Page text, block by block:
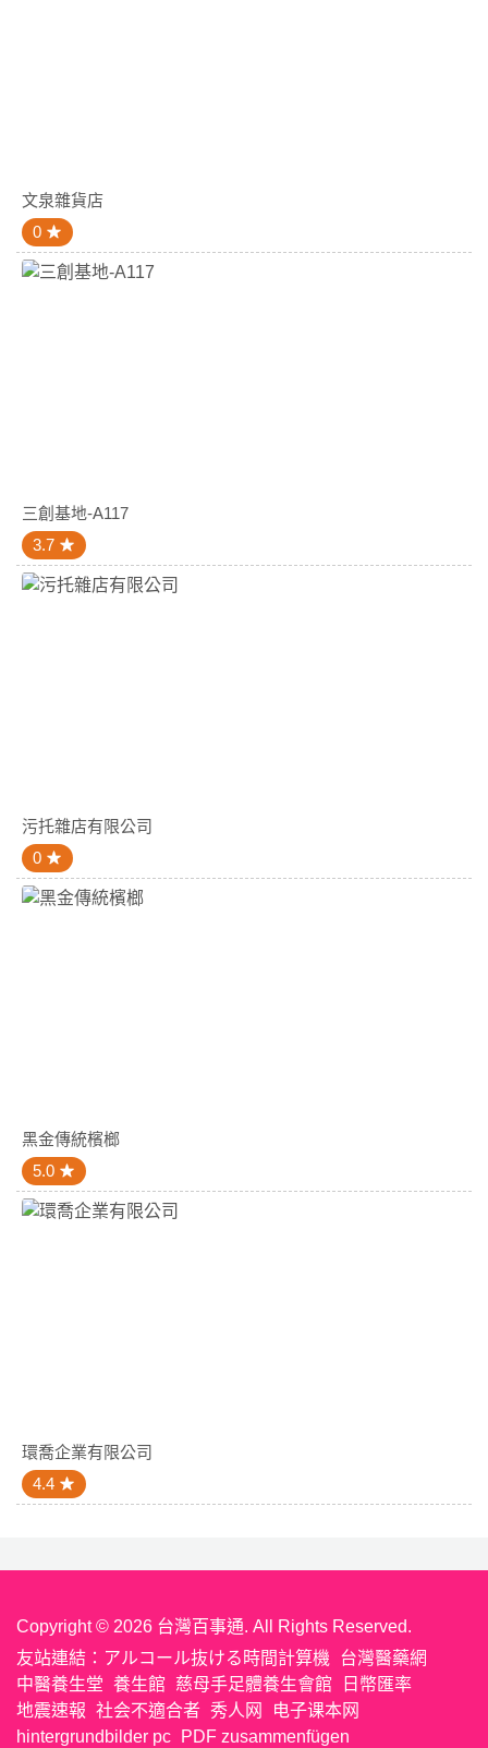
文泉雜貨店
0
三創基地-A117
3.7
污托雜店有限公司
0
黑金傳統檳榔
5.0
環喬企業有限公司
4.4
Copyright © 2026 台灣百事通. All Rights Reserved.
友站連結： アルコール抜ける時間計算機
台灣醫藥網
中醫養生堂 養生館 慈母手足體養生會館
日幣匯率
地震速報 社会不適合者 秀人网
电子课本网
hintergrundbilder pc
PDF zusammenfügen